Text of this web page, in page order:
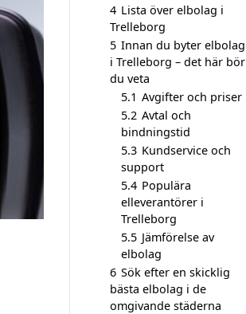
4 Lista över elbolag i
Trelleborg
5 Innan du byter elbolag
i Trelleborg – det här bör
du veta
5.1 Avgifter och priser
5.2 Avtal och
bindningstid
5.3 Kundservice och
support
5.4 Populära
elleverantörer i
Trelleborg
5.5 Jämförelse av
elbolag
6 Sök efter en skicklig
bästa elbolag i de
omgivande städerna